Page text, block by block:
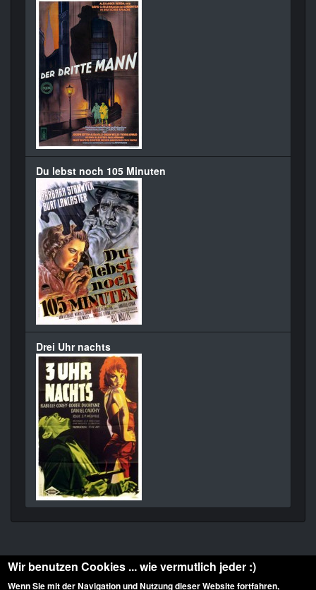
Du lebst noch 105 Minuten
Drei Uhr nachts
Wir benutzen Cookies ... wie vermutlich jeder :)
Wenn Sie mit der Navigation und Nutzung dieser Website fortfahren,